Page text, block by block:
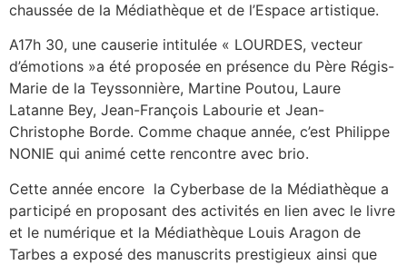
chaussée de la Médiathèque et de l’Espace artistique.
A17h 30, une causerie intitulée « LOURDES, vecteur
d’émotions »a été proposée en présence du Père Régis-
Marie de la Teyssonnière, Martine Poutou, Laure
Latanne Bey, Jean-François Labourie et Jean-
Christophe Borde. Comme chaque année, c’est Philippe
NONIE qui animé cette rencontre avec brio.
Cette année encore la Cyberbase de la Médiathèque a
participé en proposant des activités en lien avec le livre
et le numérique et la Médiathèque Louis Aragon de
Tarbes a exposé des manuscrits prestigieux ainsi que